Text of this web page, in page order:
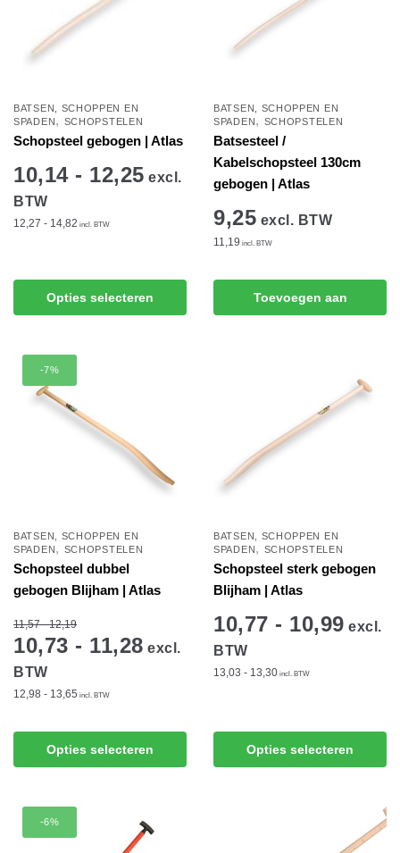
BATSEN, SCHOPPEN EN
SPADEN, SCHOPSTELEN
Schopsteel gebogen | Atlas
10,14 - 12,25 excl.
BTW
12,27 - 14,82 incl. BTW
Opties selecteren
product
heeft
variaties.
Deze
optie
productpagina
BATSEN, SCHOPPEN EN
SPADEN, SCHOPSTELEN
Batsesteel /
Kabelschopsteel 130cm
gebogen | Atlas
9,25 excl. BTW
11,19 incl. BTW
Toevoegen aan
-7%
BATSEN, SCHOPPEN EN
SPADEN, SCHOPSTELEN
Schopsteel dubbel
gebogen Blijham | Atlas
11,57 - 12,19
10,73 - 11,28 excl.
BTW
12,98 - 13,65 incl. BTW
Opties selecteren
product
meerdere
variaties.
BATSEN, SCHOPPEN EN
SPADEN, SCHOPSTELEN
Schopsteel sterk gebogen
Blijham | Atlas
10,77 - 10,99 excl.
BTW
13,03 - 13,30 incl. BTW
Opties selecteren
product
heeft
-6%